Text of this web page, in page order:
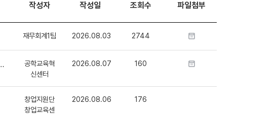
작성자 작성일 조회수 파일첨부
재무회계1팀 2026.08.03 2744
공학교육혁
신센터
2026.08.07 160
창업지원단
창업교육센
2026.08.06 176